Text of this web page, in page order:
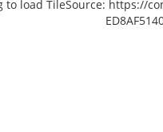
load TileSource: https://